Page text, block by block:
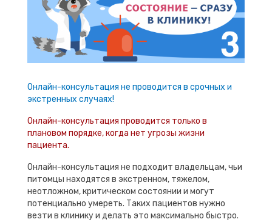
Онлайн-консультация не проводится в срочных и
экстренных случаях!
Онлайн-консультация проводится только в
плановом порядке, когда нет угрозы жизни
пациента.
Онлайн-консультация не подходит владельцам, чьи
питомцы находятся в экстренном, тяжелом,
неотложном, критическом состоянии и могут
потенциально умереть. Таких пациентов нужно
везти в клинику и делать это максимально быстро.